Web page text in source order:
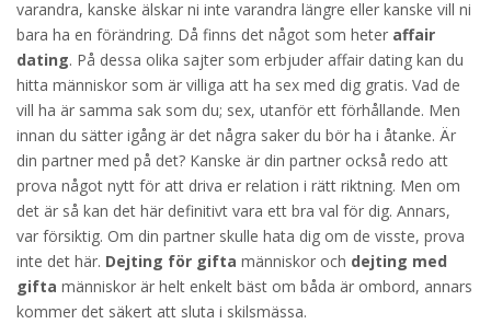
varandra, kanske älskar ni inte varandra längre eller kanske vill ni
bara ha en förändring. Då finns det något som heter affair
dating. På dessa olika sajter som erbjuder affair dating kan du
hitta människor som är villiga att ha sex med dig gratis. Vad de
vill ha är samma sak som du; sex, utanför ett förhållande. Men
innan du sätter igång är det några saker du bör ha i åtanke. Är
din partner med på det? Kanske är din partner också redo att
prova något nytt för att driva er relation i rätt riktning. Men om
det är så kan det här definitivt vara ett bra val för dig. Annars,
var försiktig. Om din partner skulle hata dig om de visste, prova
inte det här. Dejting för gifta människor och dejting med
gifta människor är helt enkelt bäst om båda är ombord, annars
kommer det säkert att sluta i skilsmässa.